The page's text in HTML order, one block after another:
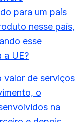
para um país
nesse país,
esse
a UE?
valor de serviços
o
na